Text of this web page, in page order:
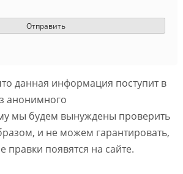
данная информация поступит в
анонимного
мы будем вынуждены проверить
и не можем гарантировать,
правки появятся на сайте.